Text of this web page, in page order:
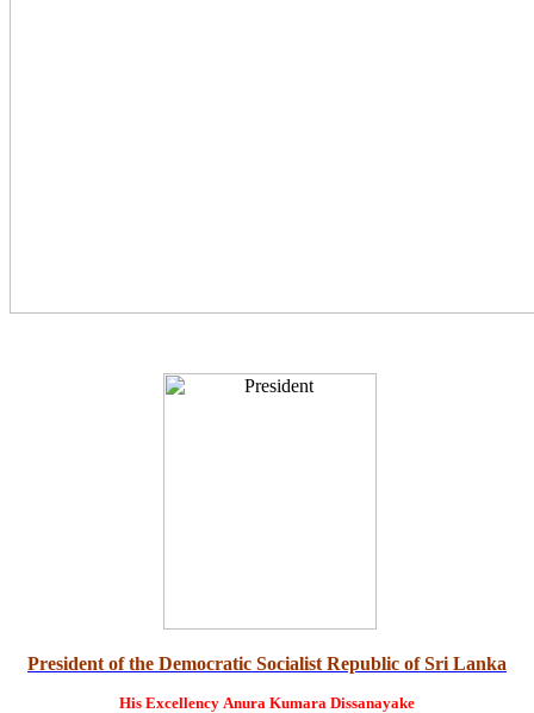
President of the Democratic Socialist Republic of Sri Lanka
His Excellency Anura Kumara Dissanayake